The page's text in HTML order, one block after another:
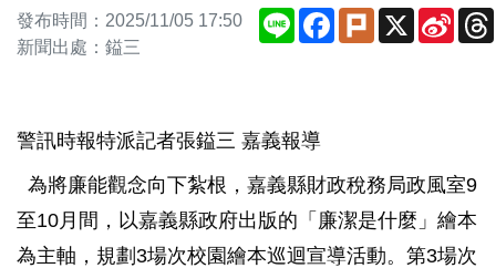
發布時間：2025/11/05 17:50
新聞出處：鎰三
Line Facebook
Plurk X
Sina
警訊時報特派記者張鎰三 嘉義報導
為將廉能觀念向下紮根，嘉義縣財政稅務局政風室9
至10月間，以嘉義縣政府出版的「廉潔是什麼」繪本
為主軸，規劃3場次校園繪本巡迴宣導活動。第3場次